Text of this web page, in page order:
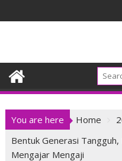
to
You are here Home
Bentuk Generasi
Mengajar Mengaji